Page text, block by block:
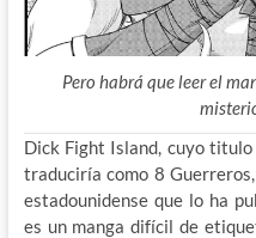
Pero habrá que leer el
Dick Fight Island, cuyo titulo
traduciría como 8
estadounidense que lo ha
es un manga difícil de